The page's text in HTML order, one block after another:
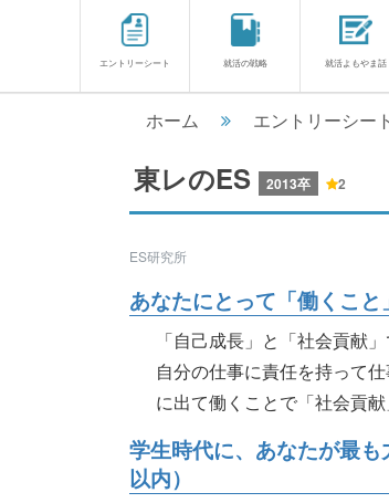
エントリーシート 就活の戦略 就活よもやま話
ホーム エントリーシート
東レのES 2013卒 2
ES研究所
あなたにとって「働くこ
「自己成長」と「社会貢献」
自分の仕事に責任を持って
に出て働くことで「社会貢
学生時代に、あなたが最
以内）